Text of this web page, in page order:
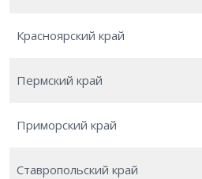
Красноярский край
Пермский край
Приморский край
Ставропольский край